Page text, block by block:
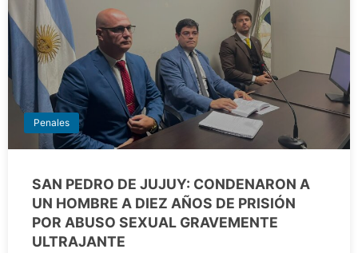
Penales
SAN PEDRO DE JUJUY: CONDENARON A
UN HOMBRE A DIEZ AÑOS DE PRISIÓN
POR ABUSO SEXUAL GRAVEMENTE
ULTRAJANTE